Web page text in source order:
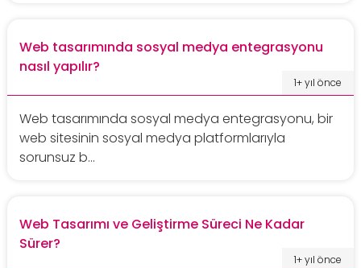
Web tasarımında sosyal medya entegrasyonu
nasıl yapılır?
1+ yıl önce
Web tasarımında sosyal medya entegrasyonu, bir
web sitesinin sosyal medya platformlarıyla
sorunsuz b...
Web Tasarımı ve Geliştirme Süreci Ne Kadar
Sürer?
1+ yıl önce